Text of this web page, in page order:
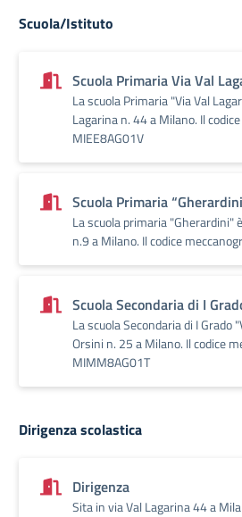
Scuola/Istituto
Scuola Primaria Via Val
La scuola Primaria "Via Val
Lagarina n. 44 a Milano. Il
MIEE8AG01V
Scuola Primaria
La scuola primaria "Gherardini"
n.9 a Milano. Il codice
Scuola Secondaria di I
La scuola Secondaria di I Grado
Orsini n. 25 a Milano. Il codice
MIMM8AG01T
Dirigenza scolastica
Dirigenza
Sita in via Val Lagarina 44 a